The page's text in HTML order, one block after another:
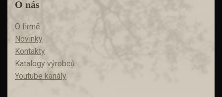
O nás
O firmě
Novinky
Kontakty
Katalogy výrobců
Youtube kanály